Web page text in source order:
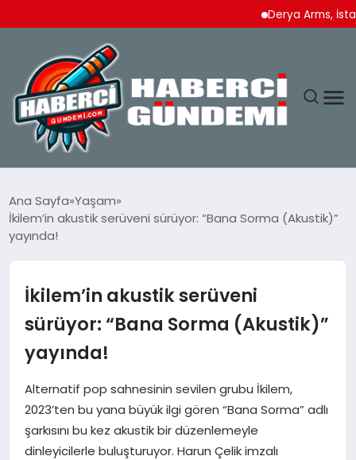
Derya Arms,
YAŞAM
DÜNYA
MAGAZIN
EĞITIM
Ana Sayfa Yaşam
İkilem’in akustik serüveni sürüyor: “Bana Sorma (Akustik)”
yayında!
İkilem’in akustik serüveni
sürüyor: “Bana Sorma (Akustik)”
yayında!
Alternatif pop sahnesinin sevilen grubu İkilem,
2023’ten bu yana büyük ilgi gören “Bana Sorma” adlı
şarkısını bu kez akustik bir düzenlemeyle
dinleyicilerle buluşturuyor. Harun Çelik imzalı